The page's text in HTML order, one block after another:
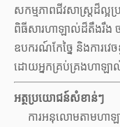
សកម្មភាពជីវសាស្ត្រដ៏ល្
ពិធីសារហាឡាល់ដ៏តឹងរឹង
ឧបករណ៍កែច្នៃ និងការវេ
ដោយអ្នកគ្រប់គ្រងហាឡា
អត្ថប្រយោជន៍សំខាន់ៗ
ការអនុលោមតាមហាឡ